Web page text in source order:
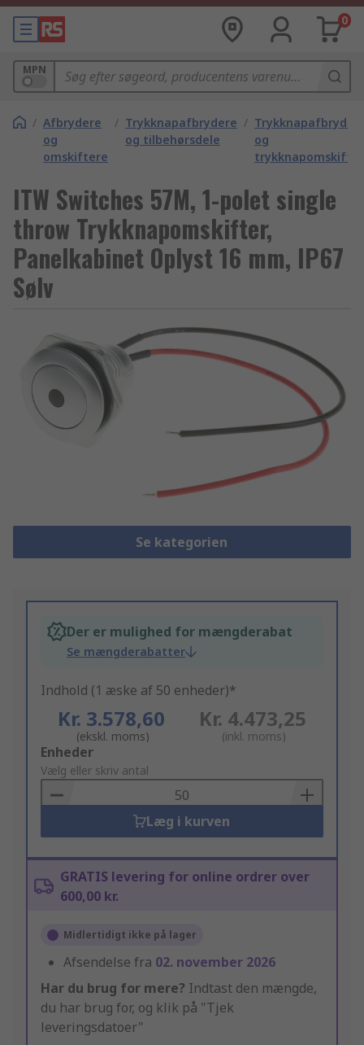
0
MPN
/ Afbrydere
og
omskiftere
/ Trykknapafbrydere
og tilbehørsdele
/
og
ITW Switches 57M, 1-polet single
throw Trykknapomskifter,
Panelkabinet Oplyst 16 mm, IP67
Sølv
Se kategorien
Der er mulighed for mængderabat
Se mængderabatter
Indhold (1 æske af 50 enheder)*
Kr. 3.578,60
(ekskl. moms)
Kr. 4.473,25
(inkl. moms)
Add
to
Basket
Enheder
Vælg eller skriv antal
Læg i kurven
GRATIS levering for online ordrer over
600,00 kr.
Midlertidigt ikke på lager
Afsendelse fra 02. november 2026
Har du brug for mere? Indtast den mængde,
du har brug for, og klik på "Tjek
leveringsdatoer"